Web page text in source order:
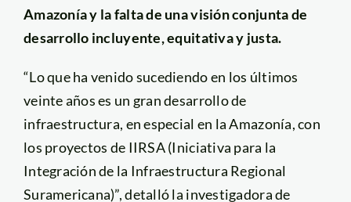
Amazonía y la falta de una visión conjunta de
desarrollo incluyente, equitativa y justa.
“Lo que ha venido sucediendo en los últimos
veinte años es un gran desarrollo de
infraestructura, en especial en la Amazonía, con
los proyectos de IIRSA (Iniciativa para la
Integración de la Infraestructura Regional
Suramericana)”, detalló la investigadora de